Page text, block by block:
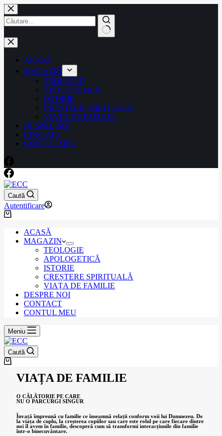
ACASĂ
MAGAZIN
TEOLOGIE
APOLOGETICĂ
ISTORIE
CREȘTERE SPIRITUALĂ
VIAȚA DE FAMILIE
DESPRE NOI
CONTACT
CONTUL MEU
Caută
Autentificare
ACASĂ
MAGAZIN
TEOLOGIE
APOLOGETICĂ
ISTORIE
CREȘTERE SPIRITUALĂ
VIAȚA DE FAMILIE
DESPRE NOI
CONTACT
CONTUL MEU
Meniu
Caută
VIAȚA DE FAMILIE
O CĂLĂTORIE PE CARE
NU O PARCURGI SINGUR
Învață împreună cu familie ce înseamnă relații conform voii lui Dumnezeu. De
la viața de cuplu, la creșterea copiilor sau care este rolul pe care fiecare dintre
noi îl avem în familie, descoperă cum să transformi interacțiunile din familie
într-o binecuvântare.